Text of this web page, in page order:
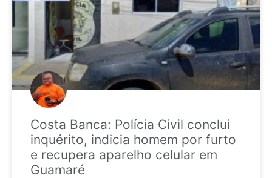
Costa Banca: Polícia Civil conclui
inquérito, indicia homem por furto
e recupera aparelho celular em
Guamaré